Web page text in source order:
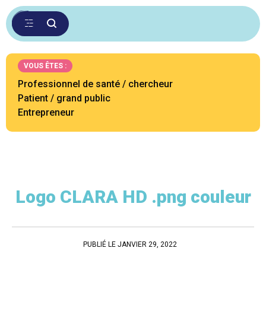
VOUS ÊTES :
Professionnel de santé / chercheur
Patient / grand public
Entrepreneur
Logo CLARA HD .png couleur
PUBLIÉ LE JANVIER 29, 2022